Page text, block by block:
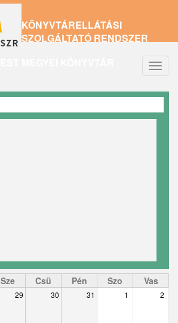
KÖNYVTÁRELLÁTÁSI
SZOLGÁLTATÓ RENDSZER
Sze Csü Pén Szo Vas
29 30 31 1 2